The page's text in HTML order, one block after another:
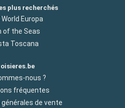
plus recherchés
World Europa
of the Seas
Toscana
nous ?
fréquentes
de vente